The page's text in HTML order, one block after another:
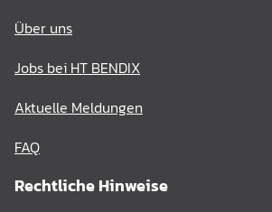
Über uns
Jobs bei HT BENDIX
Aktuelle Meldungen
FAQ
Rechtliche Hinweise